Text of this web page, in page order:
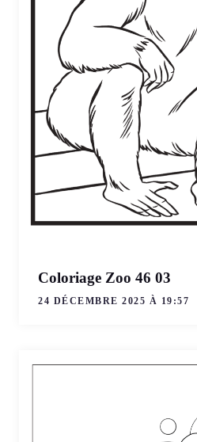
Coloriage Zoo 46 03
24 DÉCEMBRE 2025 À 19:57